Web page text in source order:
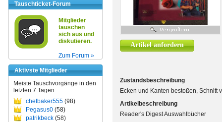
Tauschticket-Forum
Mitglieder
tauschen
sich aus und
diskutieren.
Zum Forum »
Aktivste Mitglieder
Meiste Tauschvorgänge in den
letzten 7 Tagen:
chetbaker555 (98)
Pegasus0 (58)
patrikbeck (58)
Artikel anfordern
Zustandsbeschreibung
Ecken und Kanten bestoßen, Schnitt
Artikelbeschreibung
Reader's Digest Auswahlbücher